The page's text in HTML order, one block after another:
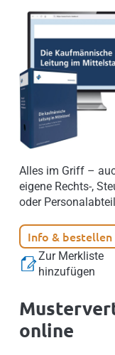
Alles im Griff –
eigene Rechts-,
oder
Info & bestellen
Zur Merkliste
hinzufügen
online